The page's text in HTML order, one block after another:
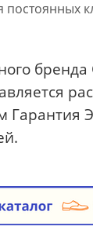
Гарантия